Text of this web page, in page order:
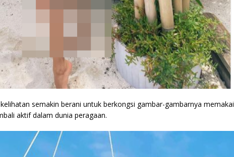
semakin berani untuk berkongsi gambar-gambarnya memakai
aktif dalam dunia peragaan.